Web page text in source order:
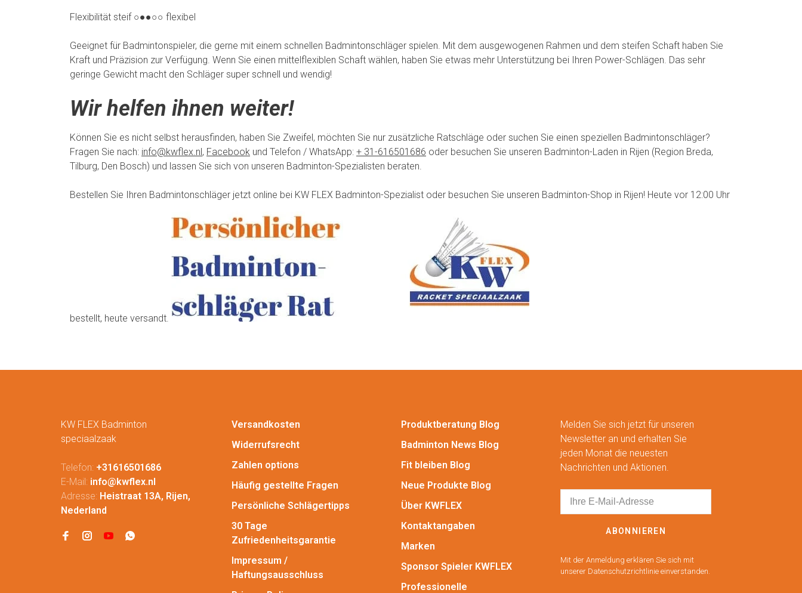
Flexibilität steif ○●●○○ flexibel
Geeignet für Badmintonspieler, die gerne mit einem schnellen Badmintonschläger spielen. Mit dem ausgewogenen Rahmen und dem steifen Schaft haben Sie
Kraft und Präzision zur Verfügung. Wenn Sie einen mittelflexiblen Schaft wählen, haben Sie etwas mehr Unterstützung bei Ihren Power-Schlägen. Das sehr
geringe Gewicht macht den Schläger super schnell und wendig!
Wir helfen ihnen weiter!
Können Sie es nicht selbst herausfinden, haben Sie Zweifel, möchten Sie nur zusätzliche Ratschläge oder suchen Sie einen speziellen Badmintonschläger?
Fragen Sie nach: info@kwflex.nl, Facebook und Telefon / WhatsApp: + 31-616501686 oder besuchen Sie unseren Badminton-Laden in Rijen (Region Breda,
Tilburg, Den Bosch) und lassen Sie sich von unseren Badminton-Spezialisten beraten.
Bestellen Sie Ihren Badmintonschläger jetzt online bei KW FLEX Badminton-Spezialist oder besuchen Sie unseren Badminton-Shop in Rijen! Heute vor 12:00 Uhr
bestellt, heute versandt.
KW FLEX Badminton
speciaalzaak
Telefon: +31616501686
E-Mail: info@kwflex.nl
Adresse: Heistraat 13A, Rijen,
Nederland
Versandkosten
Widerrufsrecht
Zahlen options
Häufig gestellte Fragen
Persönliche Schlägertipps
30 Tage
Zufriedenheitsgarantie
Impressum /
Haftungsausschluss
Produktberatung Blog
Badminton News Blog
Fit bleiben Blog
Neue Produkte Blog
Über KWFLEX
Kontaktangaben
Marken
Sponsor Spieler KWFLEX
Professionelle
Melden Sie sich jetzt für unseren
Newsletter an und erhalten Sie
jeden Monat die neuesten
Nachrichten und Aktionen.
ABONNIEREN
Mit der Anmeldung erklären Sie sich mit
unserer Datenschutzrichtlinie einverstanden.